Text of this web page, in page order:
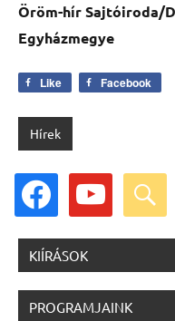
Öröm-hír Sajtóiroda/
Egyházmegye
Like Facebook
Hírek
facebook youtube search
KIÍRÁSOK
PROGRAMJAINK